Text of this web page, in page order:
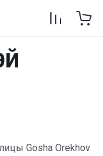
Gosha Orekhov